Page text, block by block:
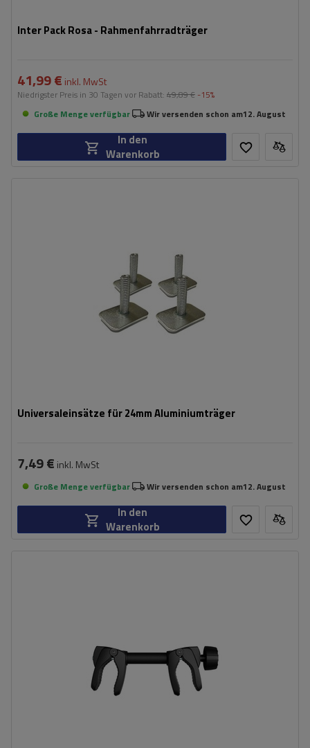
Inter Pack Rosa - Rahmenfahrradträger
41,99 € inkl. MwSt
Niedrigster Preis in 30 Tagen vor Rabatt: 49,89 € -15%
Große Menge verfügbar
Wir versenden schon am12. August
In den
Warenkorb
Universaleinsätze für 24mm Aluminiumträger
7,49 € inkl. MwSt
Große Menge verfügbar Wir versenden schon am12. August
In den
Warenkorb